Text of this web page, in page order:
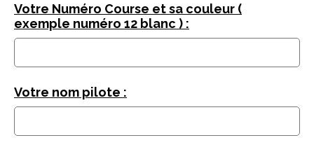
Votre Numéro Course et sa couleur (
exemple numéro 12 blanc ) :
Votre nom pilote :